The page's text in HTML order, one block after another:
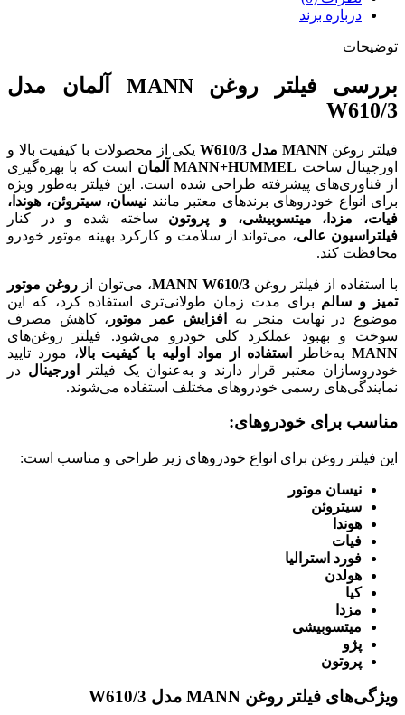
درباره برند
توضیحات
بررسی فیلتر روغن MANN آلمان مدل
W610/3
فیلتر روغنMANN مدل W610/3
یکی از محصولات با کیفیت بالا و
اورجینال ساخت MANN+HUMMEL آلمان
است که با بهره‌گیری
از فناوری‌های پیشرفته طراحی شده است. این فیلتر به‌طور ویژه
برای انواع خودروهای برندهای معتبر مانند نیسان، سیتروئن، هوندا،
فیات، مزدا، میتسوبیشی، و پروتون ساخته شده و در کنار
فیلتراسیون عالی، می‌تواند از سلامت و کارکرد بهینه موتور خودرو
محافظت کند.
با استفاده از فیلتر روغن MANN W610/3، می‌توان از روغن موتور
تمیز و سالم برای مدت زمان طولانی‌تری استفاده کرد، که این
موضوع در نهایت منجر به
افزایش عمر موتور ، کاهش مصرف
سوخت و بهبود عملکرد کلی خودرو می‌شود. فیلتر روغن‌های
MANNبه‌خاطر استفاده از مواد اولیه با کیفیت بالا، مورد تایید
خودروسازان معتبر قرار دارند و به‌عنوان یک فیلتر
اورجینال در
نمایندگی‌های رسمی خودروهای مختلف استفاده می‌شوند.
مناسب برای خودروهای:
این فیلتر روغن برای انواع خودروهای زیر طراحی و مناسب است:
نیسان موتور
سیتروئن
هوندا
فیات
فورد استرالیا
هولدن
کیا
مزدا
میتسوبیشی
پژو
پروتون
ویژگی‌های فیلتر روغن MANN مدل W610/3